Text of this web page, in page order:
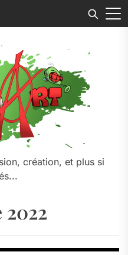
création, et plus si
2022